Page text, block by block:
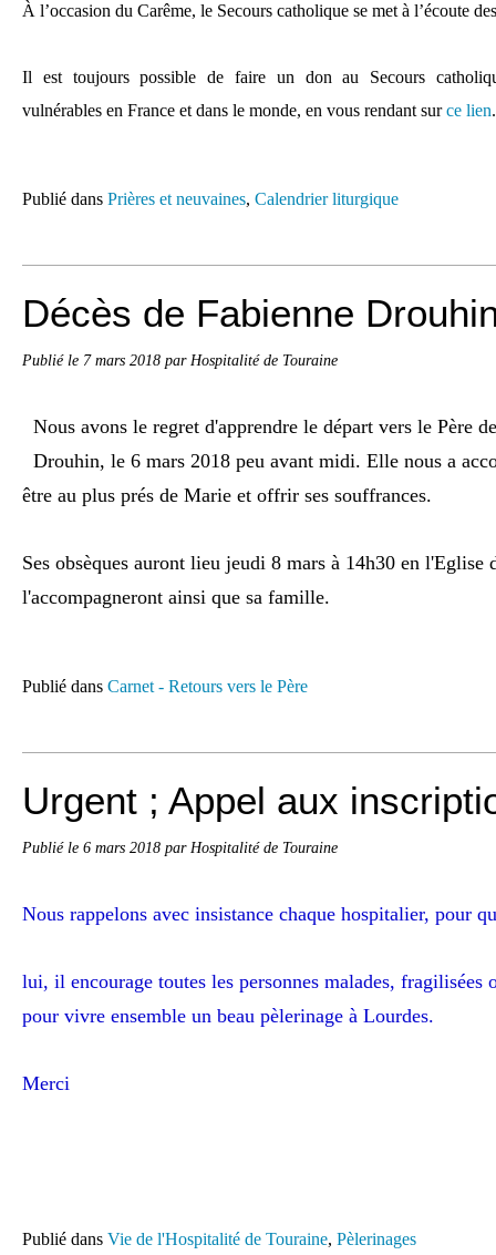
À l’occasion du Carême, le Secours catholique se met à l’écoute
Il est toujours possible de faire un don au Secours
vulnérables en France et dans le monde, en vous rendant surce lien.
Publié dans Prières et neuvaines, Calendrier liturgique
Décès de Fabienne
Publié le 7 mars 2018 par Hospitalité de Touraine
Nous avons le regret d'apprendre le départ vers le Père
Drouhin, le 6 mars 2018 peu avant midi. Elle nous a
être au plus prés de Marie et offrir ses souffrances.
Ses obsèques auront lieu jeudi 8 mars à 14h30 en
l'accompagneront ainsi que sa famille.
Publié dans Carnet - Retours vers le Père
Urgent ; Appel aux
Publié le 6 mars 2018 par Hospitalité de Touraine
Nous rappelons avec insistance chaque hospitalier, pour
lui, il encourage toutes les personnes malades, fragilisées
pour vivre ensemble un beau pèlerinage à Lourdes.
Merci
Publié dans Vie de l'Hospitalité de Touraine, Pèlerinages